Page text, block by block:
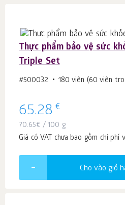
Thực phẩm bảo vệ sức
Triple Set
#500032 180 viên (60 viên
65.28 €
70.65€ / 100 g
Giá có VAT chưa bao gồm chi phí
Cho vào giỏ